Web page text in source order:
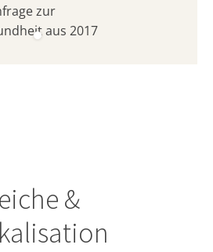
zur
aus 2017
&